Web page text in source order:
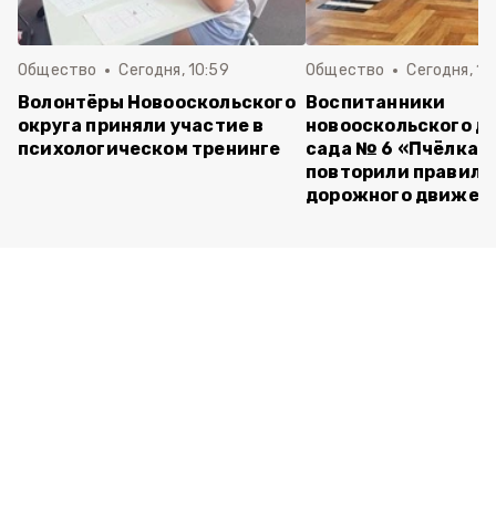
Общество Сегодня, 10:59
Волонтёры Новооскольского
округа приняли участие в
психологическом тренинге
Общество Сегодня,
Воспитанники
новооскольского
сада № 6 «Пчёлка»
повторили правила
дорожного